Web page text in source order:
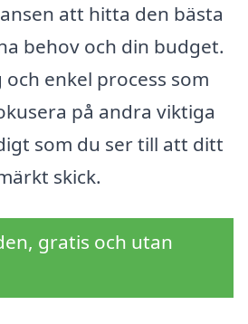
att hitta den bästa
behov och din budget.
enkel process som
på andra viktiga
som du ser till att ditt
skick.
gratis och utan